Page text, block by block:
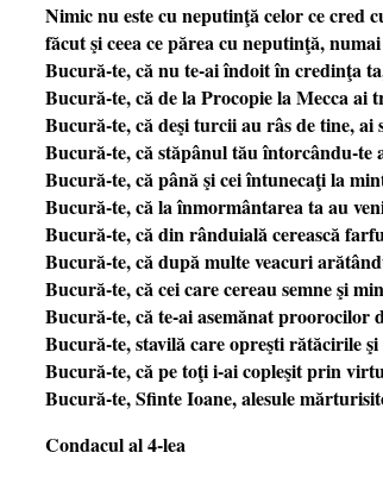
Nimic nu este cu neputinţă celor ce cred
făcut şi ceea ce părea cu neputinţă,
Bucură-te, că nu te-ai îndoit în credinţa
Bucură-te, că de la Procopie la Mecca ai
Bucură-te, că deşi turcii au râs de tine, ai
Bucură-te, că stăpânul tău întorcându-te
Bucură-te, că până şi cei întunecaţi la
Bucură-te, că la înmormântarea ta au
Bucură-te, că din rânduială cerească
Bucură-te, că după multe veacuri
Bucură-te, că cei care cereau semne şi
Bucură-te, că te-ai asemănat proorocilor
Bucură-te, stavilă care opreşti rătăcirile
Bucură-te, că pe toţi i-ai copleşit prin
Bucură-te, Sfinte Ioane, alesule
Condacul al 4-lea